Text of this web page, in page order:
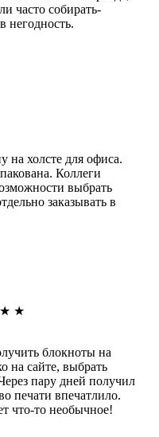
часто собирать-
негодность.
на холсте для офиса.
Коллеги
выбрать
заказывать в
★ ★
блокноты на
на сайте, выбрать
пару дней получил
печати впечатлило.
что-то необычное!